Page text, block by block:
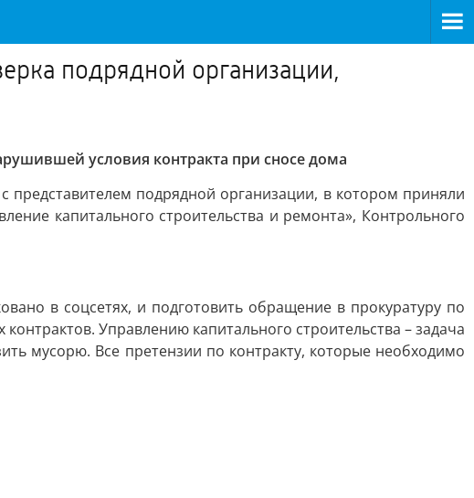
подрядной организации,
условия контракта при сносе дома
подрядной организации, в котором приняли
капитального строительства и ремонта», Контрольного
в соцсетях, и подготовить обращение в прокуратуру по
Управлению капитального строительства – задача
мусорю. Все претензии по контракту, которые необходимо